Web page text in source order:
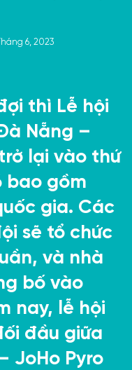
6, 2023
thì Lễ hội
Nẵng –
lại vào thứ
bao gồm
gia. Các
sẽ tổ chức
và nhà
bố vào
nay, lễ hội
đầu giữa
JoHo Pyro